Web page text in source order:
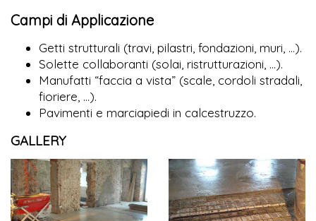
Campi di Applicazione
Getti strutturali (travi, pilastri, fondazioni, muri, …).
Solette collaboranti (solai, ristrutturazioni, …).
Manufatti “faccia a vista” (scale, cordoli stradali,
fioriere, …).
Pavimenti e marciapiedi in calcestruzzo.
GALLERY